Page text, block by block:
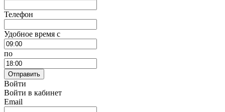
Телефон
Удобное время c
по
Отправить
Войти
Войти в кабинет
Email